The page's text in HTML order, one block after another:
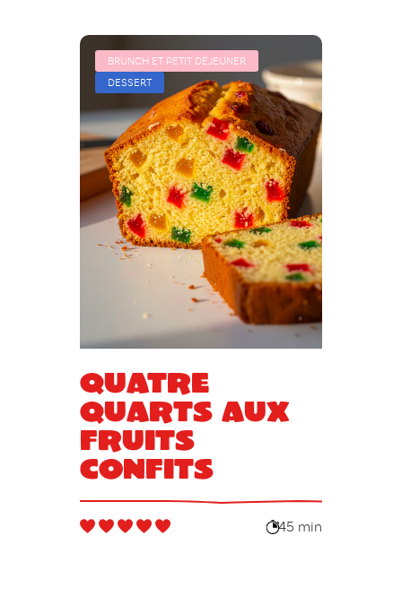
BRUNCH ET PETIT DÉJEUNER
DESSERT
Quatre
quarts aux
fruits
confits
45 min